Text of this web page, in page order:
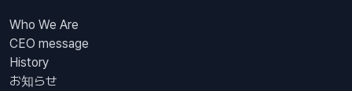
Who We Are
CEO message
History
お知らせ